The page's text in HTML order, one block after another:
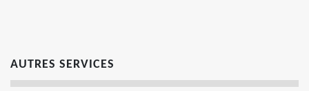
AUTRES SERVICES